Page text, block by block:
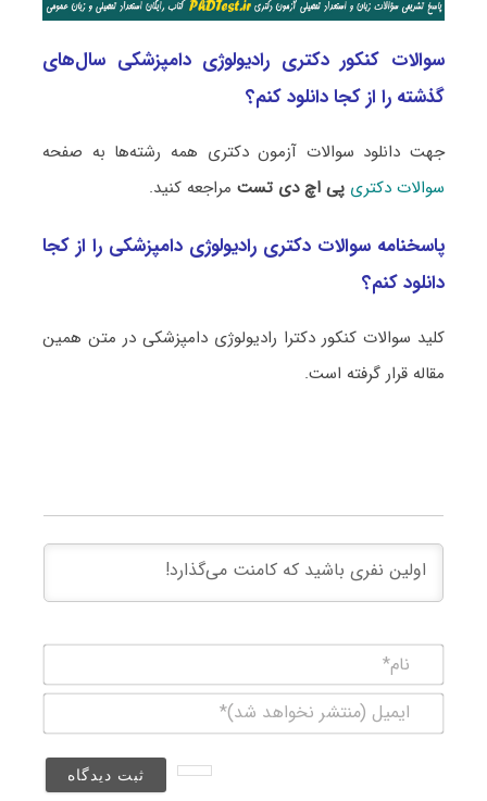
سوالات کنکور دکتری رادیولوژی دامپزشکی سال‌های
گذشته را از کجا دانلود کنم؟
جهت دانلود سوالات آزمون دکتری همه رشته‌ها به صفحه
سوالات دکتری پی اچ دی تستمراجعه کنید.
پاسخنامه سوالات دکتری رادیولوژی دامپزشکی را از کجا
دانلود کنم؟
کلید سوالات کنکور دکترا رادیولوژی دامپزشکی در متن همین
مقاله قرار گرفته است.
(منتشر